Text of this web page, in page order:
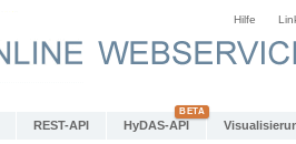
Hilfe
REST-API HyDAS-API